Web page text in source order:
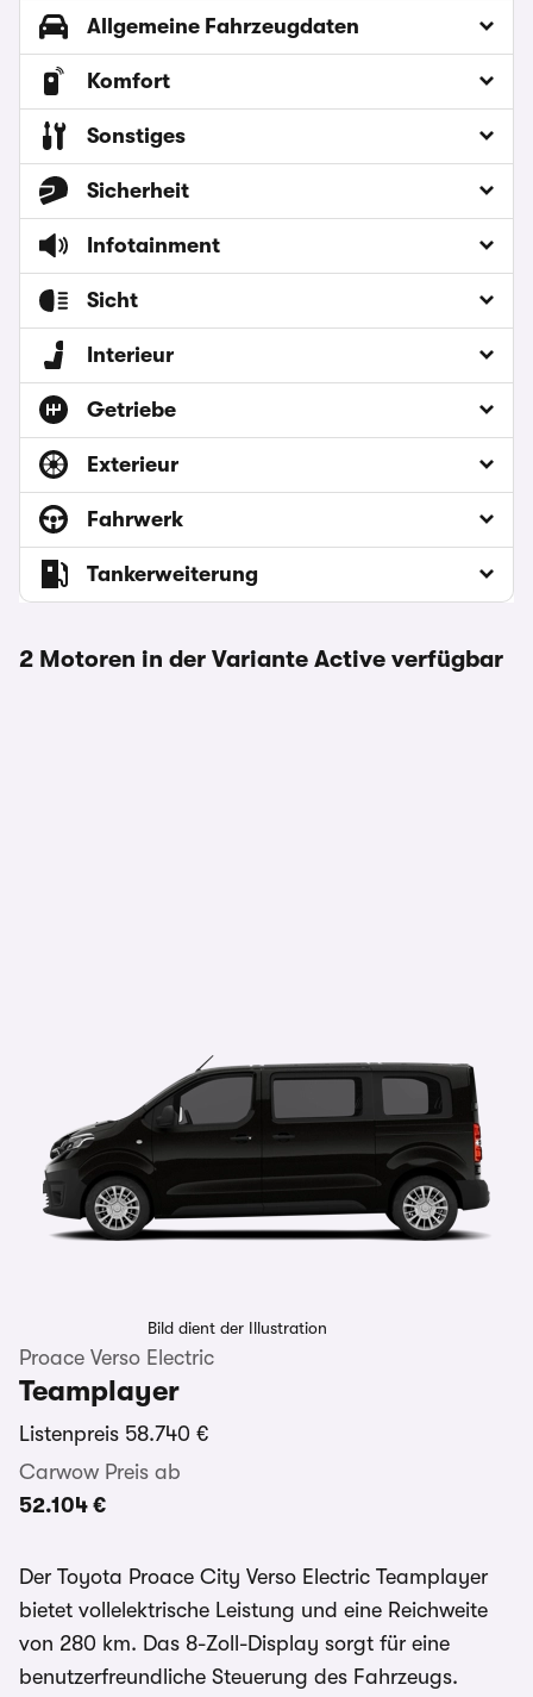
Allgemeine Fahrzeugdaten
Komfort
Sonstiges
Sicherheit
Infotainment
Sicht
Interieur
Getriebe
Exterieur
Fahrwerk
Tankerweiterung
2 Motoren in der Variante Active verfügbar
Bild dient der Illustration
Proace Verso Electric
Teamplayer
Listenpreis 58.740 €
Carwow Preis ab
52.104 €
Der Toyota Proace City Verso Electric Teamplayer
bietet vollelektrische Leistung und eine Reichweite
von 280 km. Das 8-Zoll-Display sorgt für eine
benutzerfreundliche Steuerung des Fahrzeugs.